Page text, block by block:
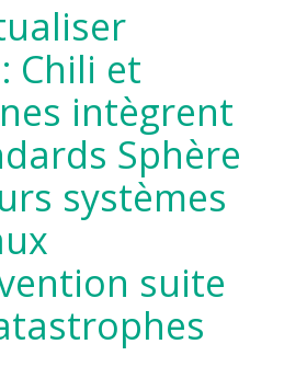
Chili et
intègrent
Sphère
systèmes
suite